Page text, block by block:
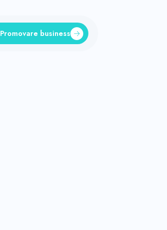
Promovare business